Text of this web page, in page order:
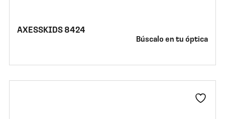
AXESSKIDS 8424
Búscalo en tu óptica